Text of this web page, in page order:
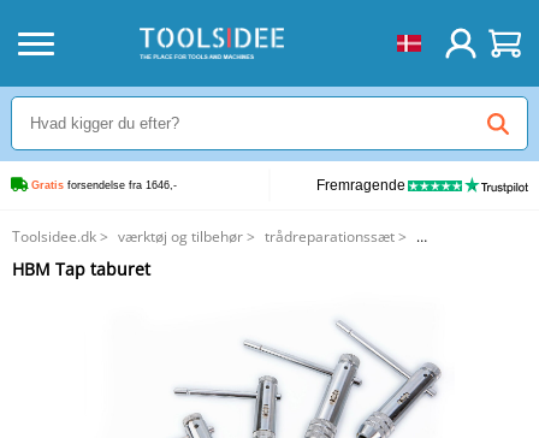
Gratis forsendelse fra 1646,- Fremragende
Toolsidee.dk> værktøj og tilbehør> trådreparationssæt>
HBM Tap taburet
HBM Tap taburet